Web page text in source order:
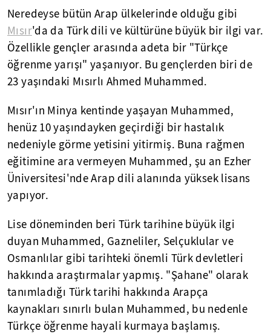
Neredeyse bütün Arap ülkelerinde olduğu gibi
Mısır'da da Türk dili ve kültürüne büyük bir ilgi var.
Özellikle gençler arasında adeta bir "Türkçe
öğrenme yarışı" yaşanıyor. Bu gençlerden biri de
23 yaşındaki Mısırlı Ahmed Muhammed.
Mısır'ın Minya kentinde yaşayan Muhammed,
henüz 10 yaşındayken geçirdiği bir hastalık
nedeniyle görme yetisini yitirmiş. Buna rağmen
eğitimine ara vermeyen Muhammed, şu an Ezher
Üniversitesi'nde Arap dili alanında yüksek lisans
yapıyor.
Lise döneminden beri Türk tarihine büyük ilgi
duyan Muhammed, Gazneliler, Selçuklular ve
Osmanlılar gibi tarihteki önemli Türk devletleri
hakkında araştırmalar yapmış. "Şahane" olarak
tanımladığı Türk tarihi hakkında Arapça
kaynakları sınırlı bulan Muhammed, bu nedenle
Türkçe öğrenme hayali kurmaya başlamış.